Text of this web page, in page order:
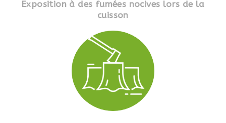
Exposition à des fumées nocives lors de la
cuisson